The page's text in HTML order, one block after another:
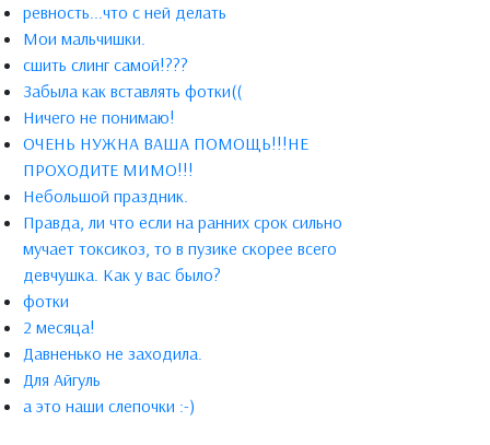
ревность...что с ней делать
Мои мальчишки.
сшить слинг самой!???
Забыла как вставлять фотки((
Ничего не понимаю!
ОЧЕНЬ НУЖНА ВАША ПОМОЩЬ!!!НЕ
ПРОХОДИТЕ МИМО!!!
Небольшой праздник.
Правда, ли что если на ранних срок сильно
мучает токсикоз, то в пузике скорее всего
девчушка. Как у вас было?
фотки
2 месяца!
Давненько не заходила.
Для Айгуль
а это наши слепочки :-)